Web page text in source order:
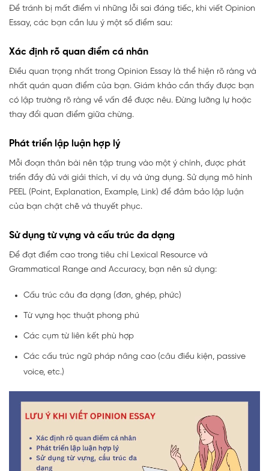
Để tránh bị mất điểm vì những lỗi sai đáng tiếc, khi viết Opinion
Essay, các bạn cần lưu ý một số điểm sau:
Xác định rõ quan điểm cá nhân
Điều quan trọng nhất trong Opinion Essay là thể hiện rõ ràng và
nhất quán quan điểm của bạn. Giám khảo cần thấy được bạn
có lập trường rõ ràng về vấn đề được nêu. Đừng lưỡng lự hoặc
thay đổi quan điểm giữa chừng.
Phát triển lập luận hợp lý
Mỗi đoạn thân bài nên tập trung vào một ý chính, được phát
triển đầy đủ với giải thích, ví dụ và ứng dụng. Sử dụng mô hình
PEEL (Point, Explanation, Example, Link) để đảm bảo lập luận
của bạn chặt chẽ và thuyết phục.
Sử dụng từ vựng và cấu trúc đa dạng
Để đạt điểm cao trong tiêu chí Lexical Resource và
Grammatical Range and Accuracy, bạn nên sử dụng:
Cấu trúc câu đa dạng (đơn, ghép, phức)
Từ vựng học thuật phong phú
Các cụm từ liên kết phù hợp
Các cấu trúc ngữ pháp nâng cao (câu điều kiện, passive
voice, etc.)